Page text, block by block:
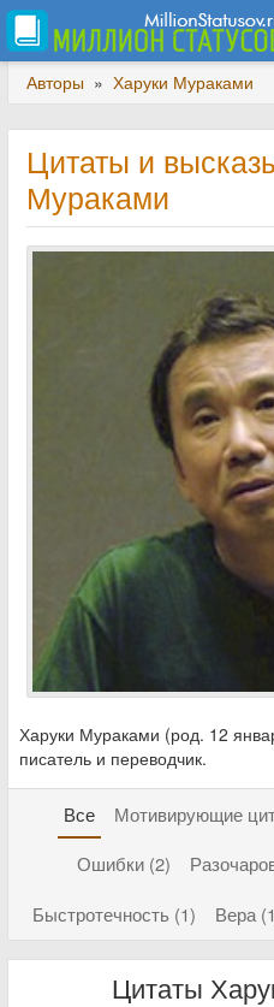
Авторы » Харуки Мураками
Цитаты и
Мураками
Харуки Мураками (род. 12
писатель и переводчик.
Все Мотивирующие
Ошибки (2)
Быстротечность (1)
Вера
Цитаты